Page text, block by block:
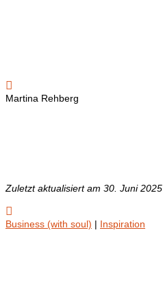

Martina Rehberg
Zuletzt aktualisiert am 30. Juni 2025

Business (with soul) | Inspiration